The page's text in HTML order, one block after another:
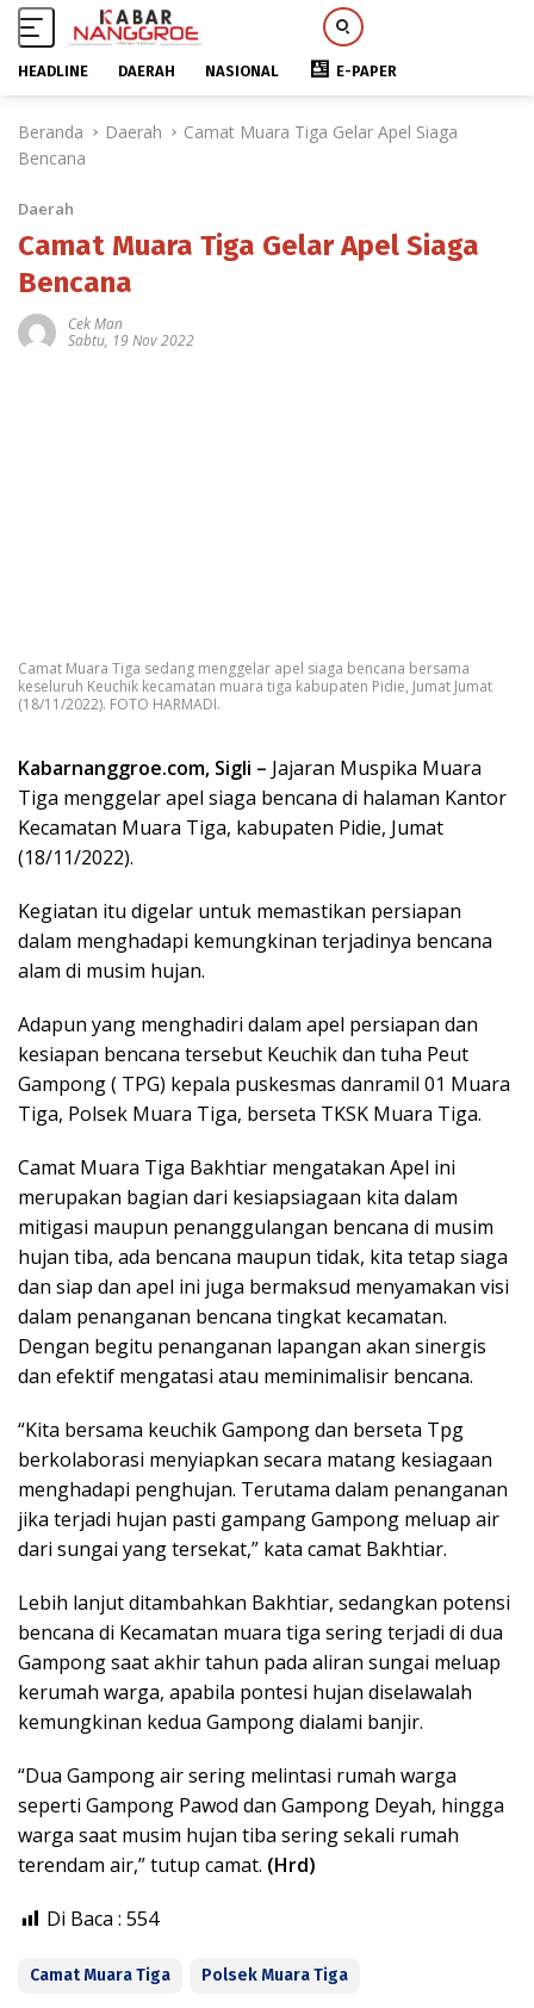
HEADLINE DAERAH NASIONAL E-PAPER
Beranda Daerah
Camat Muara Tiga Gelar Apel Siaga
Bencana
Daerah
Camat Muara Tiga Gelar Apel Siaga
Bencana
Cek Man
Sabtu, 19 Nov 2022
Camat Muara Tiga sedang menggelar apel siaga bencana bersama
keseluruh Keuchik kecamatan muara tiga kabupaten Pidie, Jumat Jumat
(18/11/2022). FOTO HARMADI.
Kabarnanggroe.com, Sigli – Jajaran Muspika Muara
Tiga menggelar apel siaga bencana di halaman Kantor
Kecamatan Muara Tiga, kabupaten Pidie, Jumat
(18/11/2022).
Kegiatan itu digelar untuk memastikan persiapan
dalam menghadapi kemungkinan terjadinya bencana
alam di musim hujan.
Adapun yang menghadiri dalam apel persiapan dan
kesiapan bencana tersebut Keuchik dan tuha Peut
Gampong ( TPG) kepala puskesmas danramil 01 Muara
Tiga, Polsek Muara Tiga, berseta TKSK Muara Tiga.
Camat Muara Tiga Bakhtiar mengatakan Apel ini
merupakan bagian dari kesiapsiagaan kita dalam
mitigasi maupun penanggulangan bencana di musim
hujan tiba, ada bencana maupun tidak, kita tetap siaga
dan siap dan apel ini juga bermaksud menyamakan visi
dalam penanganan bencana tingkat kecamatan.
Dengan begitu penanganan lapangan akan sinergis
dan efektif mengatasi atau meminimalisir bencana.
“Kita bersama keuchik Gampong dan berseta Tpg
berkolaborasi menyiapkan secara matang kesiagaan
menghadapi penghujan. Terutama dalam penanganan
jika terjadi hujan pasti gampang Gampong meluap air
dari sungai yang tersekat,” kata camat Bakhtiar.
Lebih lanjut ditambahkan Bakhtiar, sedangkan potensi
bencana di Kecamatan muara tiga sering terjadi di dua
Gampong saat akhir tahun pada aliran sungai meluap
kerumah warga, apabila pontesi hujan diselawalah
kemungkinan kedua Gampong dialami banjir.
“Dua Gampong air sering melintasi rumah warga
seperti Gampong Pawod dan Gampong Deyah, hingga
warga saat musim hujan tiba sering sekali rumah
terendam air,” tutup camat. (Hrd)
Di Baca : 554
Camat Muara Tiga Polsek Muara Tiga